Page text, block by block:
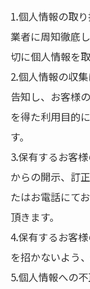
1.個人情報の取
業者に周知徹底
切に個人情報を
2.個人情報の収
告知し、お客様
を得た利用目的
す。
3.保有するお客
からの開示、訂
たはお電話にて
頂きます。
4.保有するお客
を招かないよう
5.個人情報への